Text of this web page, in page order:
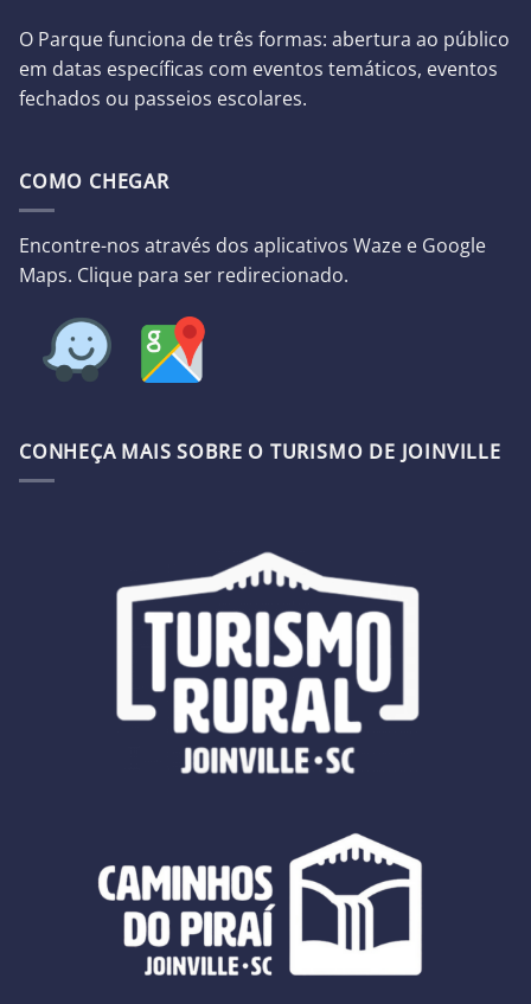
O Parque funciona de três formas: abertura ao público
em datas específicas com eventos temáticos, eventos
fechados ou passeios escolares.
COMO CHEGAR
Encontre-nos através dos aplicativos Waze e Google
Maps. Clique para ser redirecionado.
CONHEÇA MAIS SOBRE O TURISMO DE JOINVILLE